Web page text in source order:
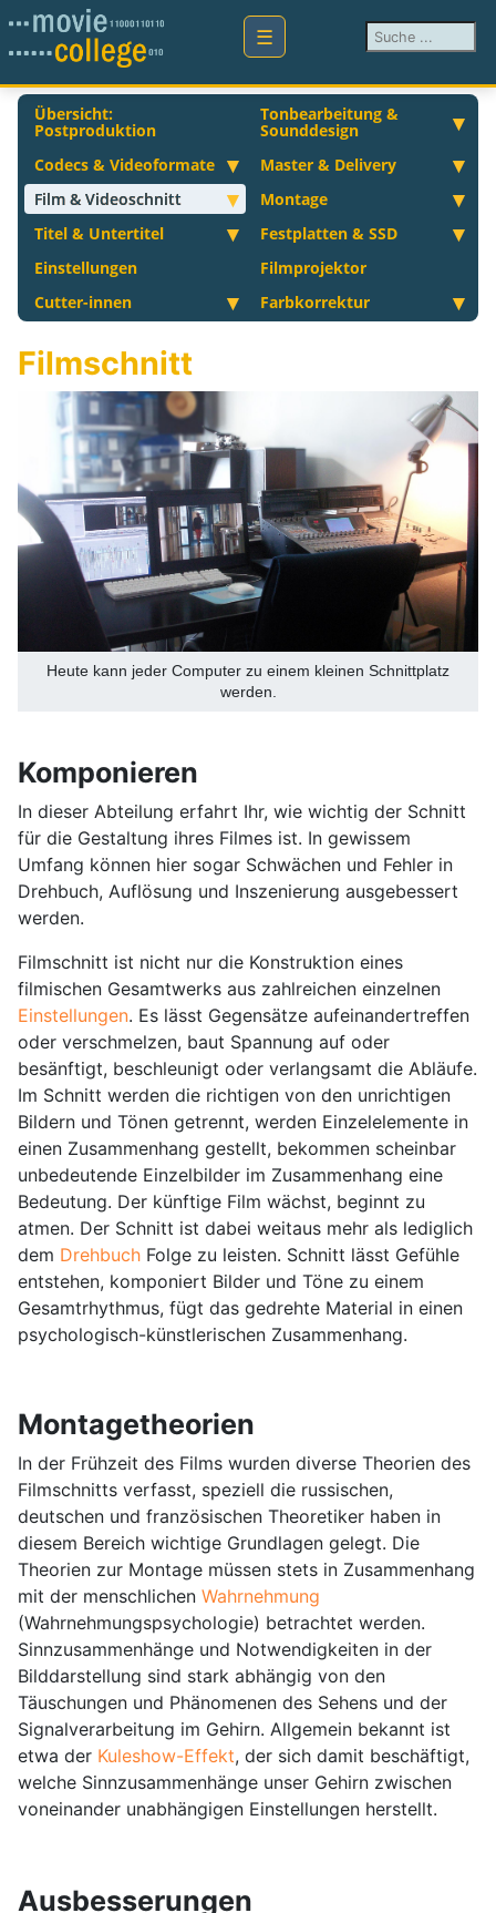
Suchen ...
Übersicht:
Postproduktion
Tonbearbeitung &
Sounddesign
Codecs & Videoformate
Master & Delivery
Film & Videoschnitt
Montage
Titel & Untertitel
Festplatten & SSD
Einstellungen
Filmprojektor
Cutter-innen
Farbkorrektur
Filmschnitt
Heute kann jeder Computer zu einem kleinen Schnittplatz
werden.
Komponieren
In dieser Abteilung erfahrt Ihr, wie wichtig der Schnitt
für die Gestaltung ihres Filmes ist. In gewissem
Umfang können hier sogar Schwächen und Fehler in
Drehbuch, Auflösung und Inszenierung ausgebessert
werden.
Filmschnitt ist nicht nur die Konstruktion eines
filmischen Gesamtwerks aus zahlreichen einzelnen
Einstellungen. Es lässt Gegensätze aufeinandertreffen
oder verschmelzen, baut Spannung auf oder
besänftigt, beschleunigt oder verlangsamt die Abläufe.
Im Schnitt werden die richtigen von den unrichtigen
Bildern und Tönen getrennt, werden Einzelelemente in
einen Zusammenhang gestellt, bekommen scheinbar
unbedeutende Einzelbilder im Zusammenhang eine
Bedeutung. Der künftige Film wächst, beginnt zu
atmen. Der Schnitt ist dabei weitaus mehr als lediglich
dem Drehbuch Folge zu leisten. Schnitt lässt Gefühle
entstehen, komponiert Bilder und Töne zu einem
Gesamtrhythmus, fügt das gedrehte Material in einen
psychologisch-künstlerischen Zusammenhang.
Montagetheorien
In der Frühzeit des Films wurden diverse Theorien des
Filmschnitts verfasst, speziell die russischen,
deutschen und französischen Theoretiker haben in
diesem Bereich wichtige Grundlagen gelegt. Die
Theorien zur Montage müssen stets in Zusammenhang
mit der menschlichen Wahrnehmung
(Wahrnehmungspsychologie) betrachtet werden.
Sinnzusammenhänge und Notwendigkeiten in der
Bilddarstellung sind stark abhängig von den
Täuschungen und Phänomenen des Sehens und der
Signalverarbeitung im Gehirn. Allgemein bekannt ist
etwa der Kuleshow-Effekt, der sich damit beschäftigt,
welche Sinnzusammenhänge unser Gehirn zwischen
voneinander unabhängigen Einstellungen herstellt.
Ausbesserungen